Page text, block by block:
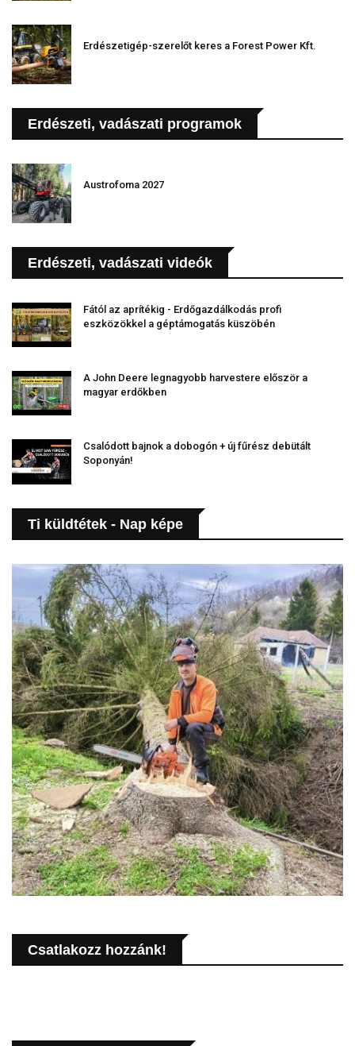
Erdészetigép-szerelőt keres a Forest Power Kft.
Erdészeti, vadászati programok
Austrofoma 2027
Erdészeti, vadászati videók
Fától az aprítékig - Erdőgazdálkodás profi
eszközökkel a géptámogatás küszöbén
A John Deere legnagyobb harvestere először a
magyar erdőkben
Csalódott bajnok a dobogón + új fűrész debütált
Soponyán!
Ti küldtétek - Nap képe
Csatlakozz hozzánk!